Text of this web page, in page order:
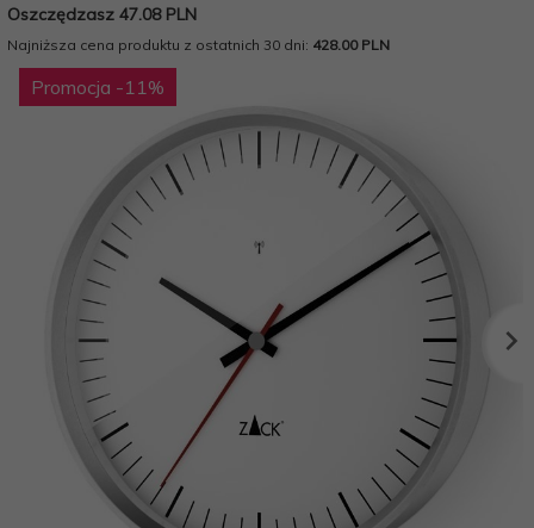
Oszczędzasz 47.08 PLN
Najniższa cena produktu z ostatnich 30 dni: 428.00 PLN
Promocja -11%